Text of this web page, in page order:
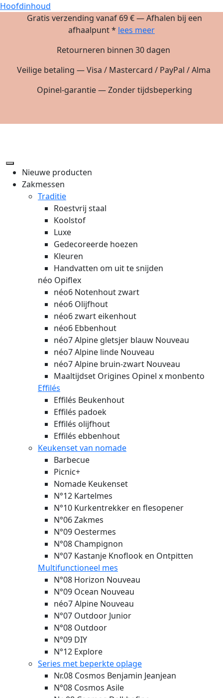
Hoofdinhoud
Gratis verzending vanaf 69 € — Afhalen bij een
afhaalpunt * lees meer
Retourneren binnen 30 dagen
Veilige betaling — Visa / Mastercard / PayPal / Alma
Opinel-garantie — Zonder tijdsbeperking
Nieuwe producten
Zakmessen
Traditie
Roestvrij staal
Koolstof
Luxe
Gedecoreerde hoezen
Kleuren
Handvatten om uit te snijden
néo Opiflex
néo6 Notenhout zwart
néo6 Olijfhout
néo6 zwart eikenhout
néo6 Ebbenhout
néo7 Alpine gletsjer blauw Nouveau
néo7 Alpine linde Nouveau
néo7 Alpine bruin-zwart Nouveau
Maaltijdset Origines Opinel x monbento
Effilés
Effilés Beukenhout
Effilés padoek
Effilés olijfhout
Effilés ebbenhout
Keukenset van nomade
Barbecue
Picnic+
Nomade Keukenset
N°12 Kartelmes
N°10 Kurkentrekker en flesopener
N°06 Zakmes
N°09 Oestermes
N°08 Champignon
N°07 Kastanje Knoflook en Ontpitten
Multifunctioneel mes
N°08 Horizon Nouveau
N°09 Ocean Nouveau
néo7 Alpine Nouveau
N°07 Outdoor Junior
N°08 Outdoor
N°09 DIY
N°12 Explore
Series met beperkte oplage
Nr.08 Cosmos Benjamin Jeanjean
N°08 Cosmos Asile